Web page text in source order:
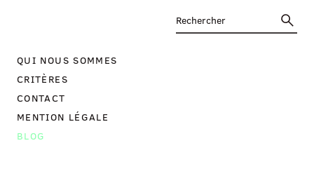
QUI NOUS SOMMES
CRITÈRES
CONTACT
MENTION LÉGALE
BLOG